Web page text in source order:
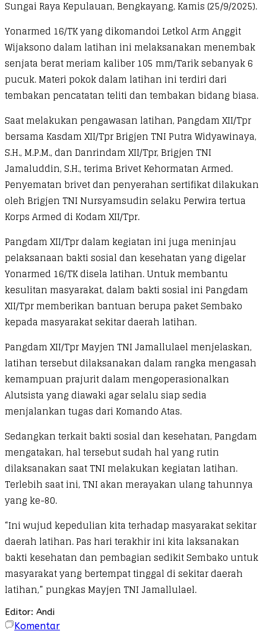
Sungai Raya Kepulauan, Bengkayang, Kamis (25/9/2025).
Yonarmed 16/TK yang dikomandoi Letkol Arm Anggit
Wijaksono dalam latihan ini melaksanakan menembak
senjata berat meriam kaliber 105 mm/Tarik sebanyak 6
pucuk. Materi pokok dalam latihan ini terdiri dari
tembakan pencatatan teliti dan tembakan bidang biasa.
Saat melakukan pengawasan latihan, Pangdam XII/Tpr
bersama Kasdam XII/Tpr Brigjen TNI Putra Widyawinaya,
S.H., M.P.M., dan Danrindam XII/Tpr, Brigjen TNI
Jamaluddin, S.H., terima Brivet Kehormatan Armed.
Penyematan brivet dan penyerahan sertifikat dilakukan
oleh Brigjen TNI Nursyamsudin selaku Perwira tertua
Korps Armed di Kodam XII/Tpr.
Pangdam XII/Tpr dalam kegiatan ini juga meninjau
pelaksanaan bakti sosial dan kesehatan yang digelar
Yonarmed 16/TK disela latihan. Untuk membantu
kesulitan masyarakat, dalam bakti sosial ini Pangdam
XII/Tpr memberikan bantuan berupa paket Sembako
kepada masyarakat sekitar daerah latihan.
Pangdam XII/Tpr Mayjen TNI Jamallulael menjelaskan,
latihan tersebut dilaksanakan dalam rangka mengasah
kemampuan prajurit dalam mengoperasionalkan
Alutsista yang diawaki agar selalu siap sedia
menjalankan tugas dari Komando Atas.
Sedangkan terkait bakti sosial dan kesehatan, Pangdam
mengatakan, hal tersebut sudah hal yang rutin
dilaksanakan saat TNI melakukan kegiatan latihan.
Terlebih saat ini, TNI akan merayakan ulang tahunnya
yang ke-80.
“Ini wujud kepedulian kita terhadap masyarakat sekitar
daerah latihan. Pas hari terakhir ini kita laksanakan
bakti kesehatan dan pembagian sedikit Sembako untuk
masyarakat yang bertempat tinggal di sekitar daerah
latihan,” pungkas Mayjen TNI Jamallulael.
Editor: Andi
Komentar